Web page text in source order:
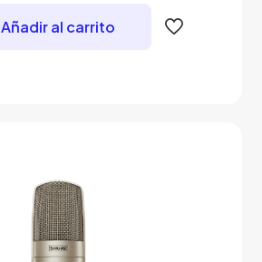
Añadir al carrito